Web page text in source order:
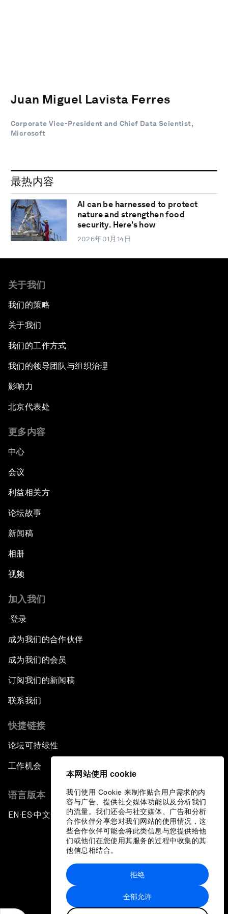
本网站使用 cookie
我们使用 Cookie 来制作贴合用户需求的内
容与广告、提供社交媒体功能以及分析我们
的流量。我们还会与社交媒体、广告和分析
合作伙伴分享您对我们网站的使用情况，这
些合作伙伴可能会将此类信息与您提供给他
们或他们在您使用其服务的过程中收集的其
他信息相结合。
全部允许
拒绝
Juan Miguel Lavista Ferres
Corporate Vice-President and Chief Data Scientist,
Microsoft
最热内容
AI can be harnessed to protect
nature and strengthen food
security. Here's how
2026年01月14日
关于我们
我们的策略
关于我们
我们的工作方式
我们的领导团队与组织治理
影响力
北京代表处
更多内容
中心
会议
利益相关方
论坛故事
新闻稿
相册
视频
加入我们
登录
成为我们的合作伙伴
成为我们的会员
订阅我们的新闻稿
联系我们
快捷链接
论坛可持续性
工作机会
语言版本
EN ▪ ES▪中文▪ 日本語
站点地图